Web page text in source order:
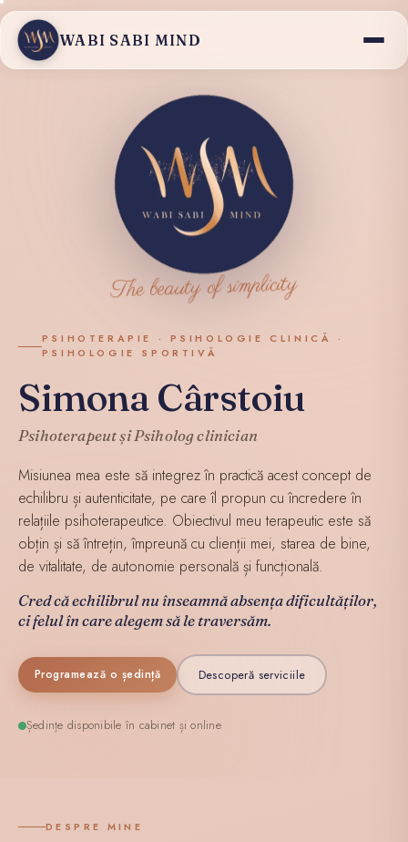
WABI SABI MIND
PSIHOTERAPIE · PSIHOLOGIE CLINICĂ ·
PSIHOLOGIE SPORTIVĂ
Simona Cârstoiu
Psihoterapeut și Psiholog clinician
Misiunea mea este să integrez în practică acest concept de
echilibru și autenticitate, pe care îl propun cu încredere în
relațiile psihoterapeutice. Obiectivul meu terapeutic este să
obțin și să întrețin, împreună cu clienții mei, starea de bine,
de vitalitate, de autonomie personală și funcțională.
Cred că echilibrul nu înseamnă absența dificultăților,
ci felul în care alegem să le traversăm.
Programează o ședință Descoperă serviciile
Ședințe disponibile în cabinet și online
The beauty of simplicity
DESPRE MINE